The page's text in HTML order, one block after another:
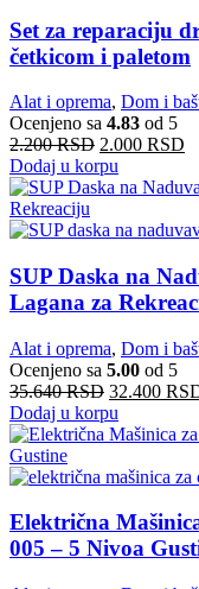
Set za reparaciju
četkicom i paletom
Alat i oprema, Dom i
Ocenjeno sa 4.83 od 5
2.200RSD 2.000 RSD
Dodaj u korpu
SUP Daska na
Lagana za
Alat i oprema, Dom i
Ocenjeno sa 5.00 od 5
35.640RSD 32.400
Dodaj u korpu
Električna
005 – 5 Nivoa